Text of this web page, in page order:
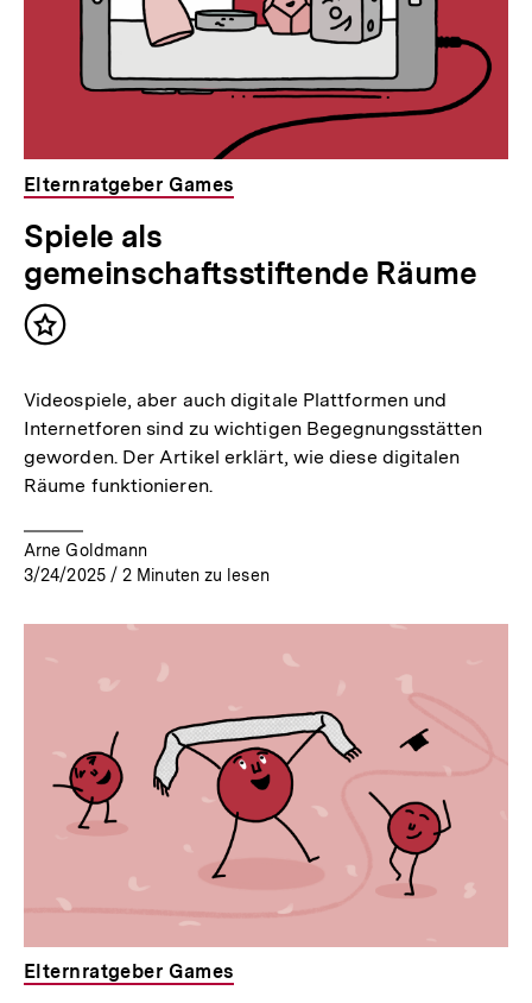
Elternratgeber Games
Spiele als
gemeinschaftsstiftende Räume
Inhalt
Videospiele, aber auch digitale Plattformen und
Internetforen sind zu wichtigen Begegnungsstätten
geworden. Der Artikel erklärt, wie diese digitalen
Räume funktionieren.
Arne Goldmann
3/24/2025 / 2 Minuten zu lesen
Elternratgeber Games